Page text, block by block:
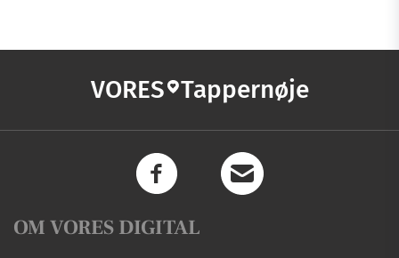
VORES Tappernøje
OM VORES DIGITAL